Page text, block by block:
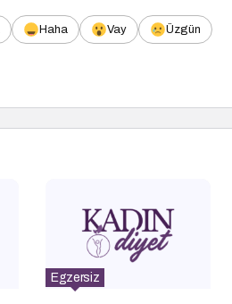
Haha Vay Üzgün
Egzersiz